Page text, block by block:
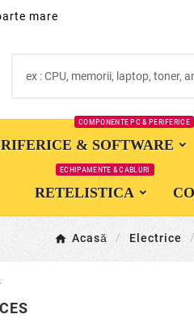
mare
& SOFTWARE
COMPONENTE PC & PERIFERICE
RETELISTICA
ECHIPAMENTE & CABLURI
Acasă Electrice